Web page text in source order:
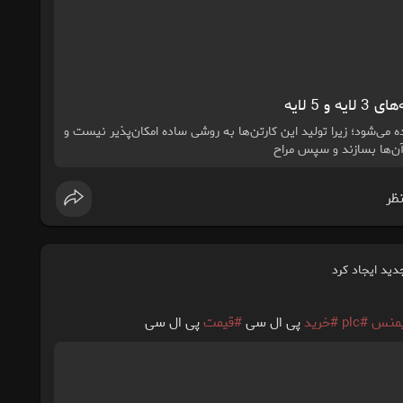
لایه
می‌شود؛ زیرا تولید این کارتن‌ها به روشی ساده امکان‌پذیر نیست و
بسازند و سپس مراح
ایجاد کرد
#plc #خریدپی ال سی#قیمتپی ال سی